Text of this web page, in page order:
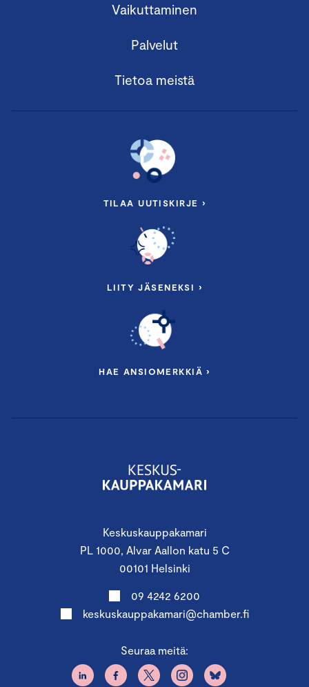
Keskuskauppakamari
PL 1000, Alvar Aallon katu 5 C
00101 Helsinki
09 4242 6200
keskuskauppakamari@chamber.fi
Seuraa meitä:
Vaikuttaminen
Palvelut
Tietoa meistä
TILAA UUTISKIRJE ›
LIITY JÄSENEKSI ›
HAE ANSIOMERKKIÄ ›